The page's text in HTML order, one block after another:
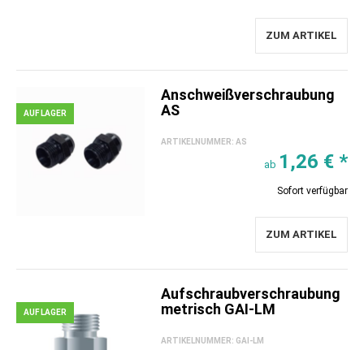
ZUM ARTIKEL
AUF LAGER
Anschweißverschraubung
AS
ARTIKELNUMMER:AS
ab 1,26 € *
Sofort verfügbar
ZUM ARTIKEL
AUF LAGER
Aufschraubverschraubung
metrisch GAI-LM
ARTIKELNUMMER: GAI-LM